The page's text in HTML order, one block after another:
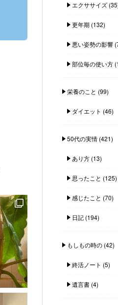
エクササイズ
更年期 (132)
悪い姿勢の影響
部位毎の使い方
栄養のこと (99)
ダイエット (46)
50代の実情(421)
あり方(13)
思ったこと (125)
感じたこと (70)
日記(194)
もしもの時の(42)
終活ノート (5)
遺言書(4)